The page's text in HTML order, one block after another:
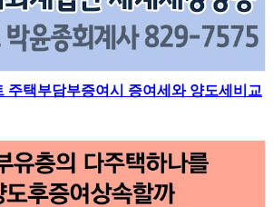
주택부담부증여시 증여세와 양도세비교